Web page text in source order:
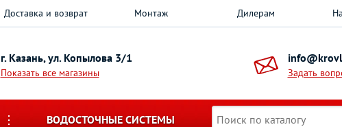
Доставка и возврат Монтаж Дилерам
г. Казань, ул. Копылова 3/1
Показать все магазины Задать
ВОДОСТОЧНЫЕ СИСТЕМЫ